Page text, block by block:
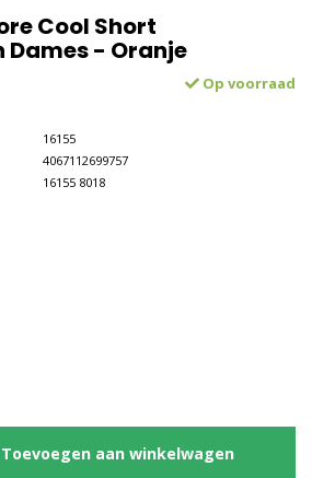
Cool Short
Dames - Oranje
Op voorraad
16155
4067112699757
16155 8018
Toevoegen aan winkelwagen